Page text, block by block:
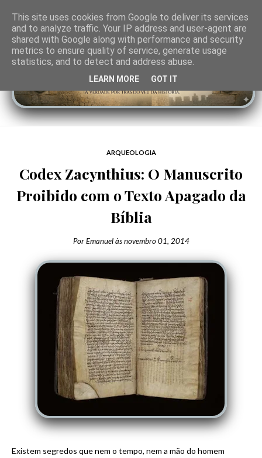
ARQUEOLOGIA
Codex Zacynthius: O Manuscrito
Proibido com o Texto Apagado da
Bíblia
Por Emanuel àsnovembro 01, 2014
Existem segredos que nem o tempo, nem a mão do homem
This site uses cookies from Google to deliver its services
and to analyze traffic. Your IP address and user-agent are
shared with Google along with performance and security
metrics to ensure quality of service, generate usage
statistics, and to detect and address abuse.
LEARN MORE GOT IT